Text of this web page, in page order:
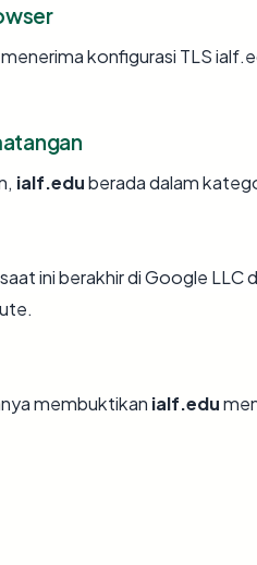
konfigurasi TLS
ialf.eduberada dalam
ini berakhir di Google
membuktikan ialf.edu